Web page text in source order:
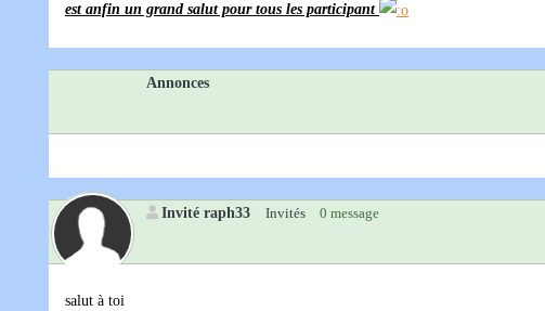
est anfin un grand salut pour tous les participant
Annonces
Invité raph33 Invités 0 message
salut à toi